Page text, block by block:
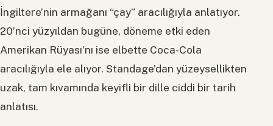
İngiltere’nin armağanı “çay” aracılığıyla anlatıyor.
20’nci yüzyıldan bugüne, döneme etki eden
Amerikan Rüyası’nı ise elbette Coca-Cola
aracılığıyla ele alıyor. Standage’dan yüzeysellikten
uzak, tam kıvamında keyifli bir dille ciddi bir tarih
anlatısı.